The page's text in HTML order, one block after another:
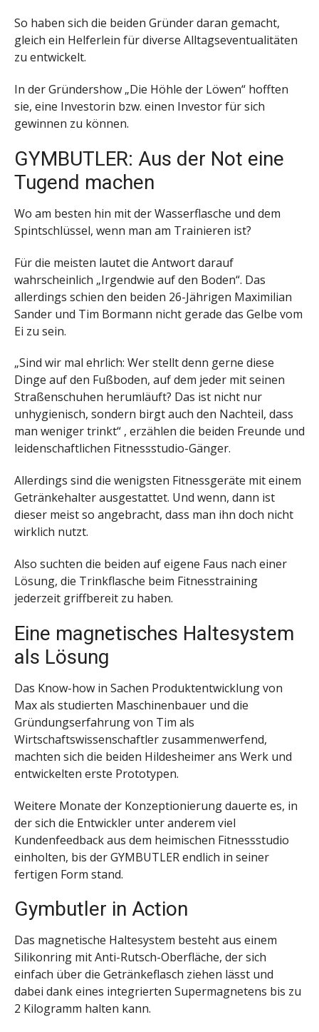
So haben sich die beiden Gründer daran gemacht,
gleich ein Helferlein für diverse Alltagseventualitäten
zu entwickelt.
In der Gründershow „Die Höhle der Löwen“ hofften
sie, eine Investorin bzw. einen Investor für sich
gewinnen zu können.
GYMBUTLER: Aus der Not eine
Tugend machen
Wo am besten hin mit der Wasserflasche und dem
Spintschlüssel, wenn man am Trainieren ist?
Für die meisten lautet die Antwort darauf
wahrscheinlich „Irgendwie auf den Boden“. Das
allerdings schien den beiden 26-Jährigen Maximilian
Sander und Tim Bormann nicht gerade das Gelbe vom
Ei zu sein.
„Sind wir mal ehrlich: Wer stellt denn gerne diese
Dinge auf den Fußboden, auf dem jeder mit seinen
Straßenschuhen herumläuft? Das ist nicht nur
unhygienisch, sondern birgt auch den Nachteil, dass
man weniger trinkt“ , erzählen die beiden Freunde und
leidenschaftlichen Fitnessstudio-Gänger.
Allerdings sind die wenigsten Fitnessgeräte mit einem
Getränkehalter ausgestattet. Und wenn, dann ist
dieser meist so angebracht, dass man ihn doch nicht
wirklich nutzt.
Also suchten die beiden auf eigene Faus nach einer
Lösung, die Trinkflasche beim Fitnesstraining
jederzeit griffbereit zu haben.
Eine magnetisches Haltesystem
als Lösung
Das Know-how in Sachen Produktentwicklung von
Max als studierten Maschinenbauer und die
Gründungserfahrung von Tim als
Wirtschaftswissenschaftler zusammenwerfend,
machten sich die beiden Hildesheimer ans Werk und
entwickelten erste Prototypen.
Weitere Monate der Konzeptionierung dauerte es, in
der sich die Entwickler unter anderem viel
Kundenfeedback aus dem heimischen Fitnessstudio
einholten, bis der GYMBUTLER endlich in seiner
fertigen Form stand.
Gymbutler in Action
Das magnetische Haltesystem besteht aus einem
Silikonring mit Anti-Rutsch-Oberfläche, der sich
einfach über die Getränkeflasch ziehen lässt und
dabei dank eines integrierten Supermagnetens bis zu
2 Kilogramm halten kann.